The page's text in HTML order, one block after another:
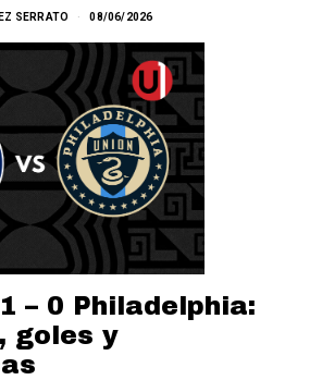
SERRATO 08/06/2026
– 0 Philadelphia:
goles y